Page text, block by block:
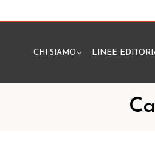
CHI SIAMO LINEE